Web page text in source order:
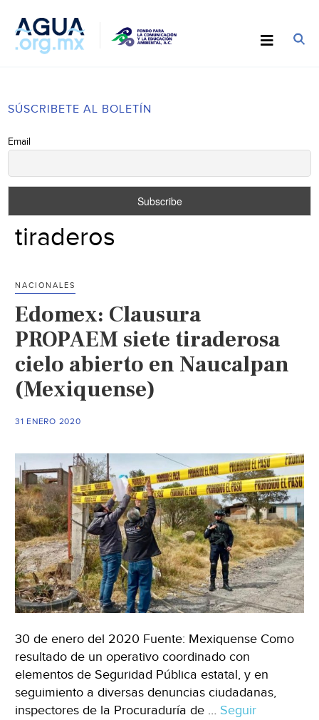
SÚSCRIBETE AL BOLETÍN
Email
tiraderos
NACIONALES
Edomex: Clausura
PROPAEM siete tiraderosa
cielo abierto en Naucalpan
(Mexiquense)
31 ENERO 2020
30 de enero del 2020 Fuente: Mexiquense Como
resultado de un operativo coordinado con
elementos de Seguridad Pública estatal, y en
seguimiento a diversas denuncias ciudadanas,
inspectores de la Procuraduría de … Seguir